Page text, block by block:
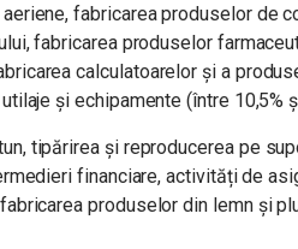
fabricarea produselor de
fabricarea produselor
calculatoarelor şi a
şi echipamente (între 10,5%
tipărirea şi reproducerea pe
financiare, activități de
produselor din lemn şi